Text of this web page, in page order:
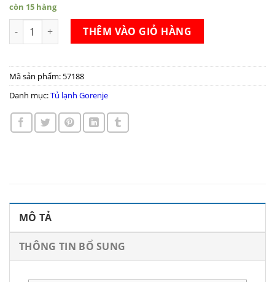
còn 15 hàng
Tủ lạnh Gorenje ORB152O số lượng
THÊM VÀO GIỎ HÀNG
Mã sản phẩm: 57188
Danh mục:Tủ lạnh Gorenje
MÔ TẢ
THÔNG TIN BỔ SUNG